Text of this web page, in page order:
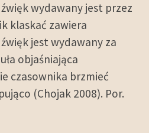
wydawany jest przez
klaskać zawiera
jest wydawany za
objaśniająca
czasownika brzmieć
(Chojak 2008). Por.